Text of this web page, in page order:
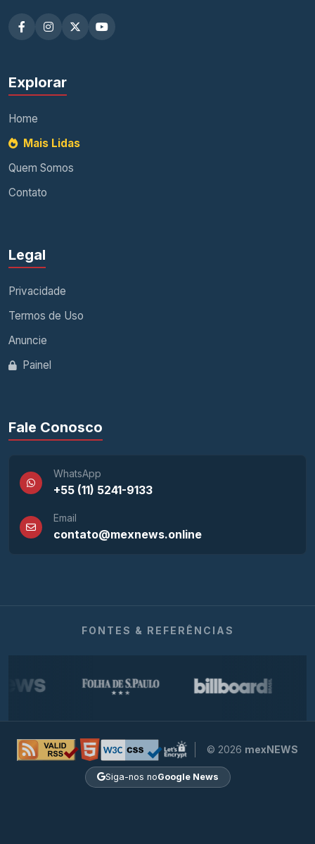
Explorar
Home
Mais Lidas
Quem Somos
Contato
Legal
Privacidade
Termos de Uso
Anuncie
Painel
Fale Conosco
WhatsApp
+55 (11) 5241-9133
Email
contato@mexnews.online
FONTES & REFERÊNCIAS
© 2026 mexNEWS
Siga-nos noGoogle News